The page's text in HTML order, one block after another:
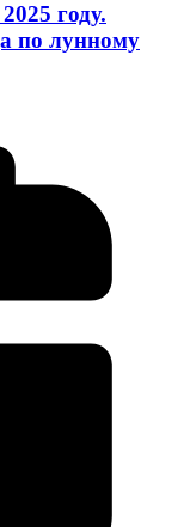
году.
по лунному